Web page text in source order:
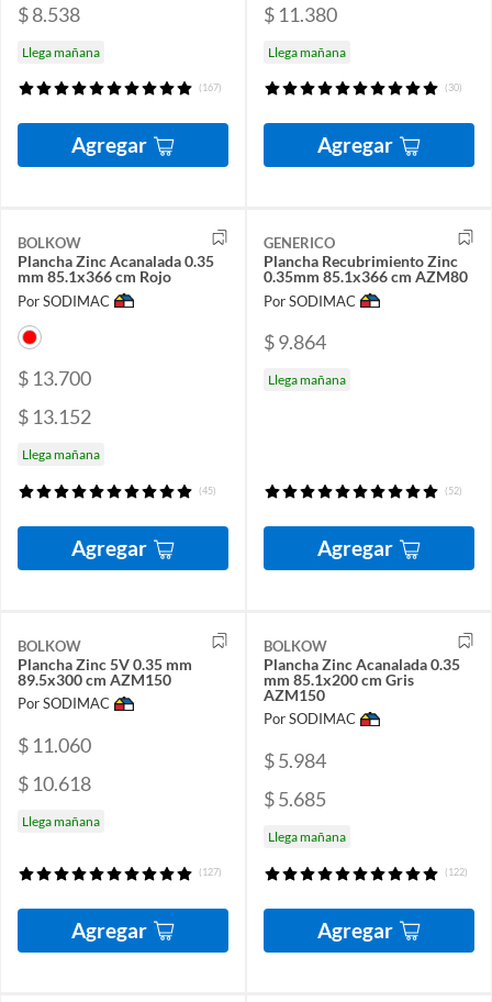
$ 8.538
Llega mañana
(167)
Agregar
$ 11.380
Llega mañana
(30)
Agregar
BOLKOW
Plancha Zinc Acanalada 0.35
mm 85.1x366 cm Rojo
Por SODIMAC
$ 13.700
$ 13.152
Llega mañana
(45)
Agregar
GENERICO
Plancha Recubrimiento Zinc
0.35mm 85.1x366 cm AZM80
Por SODIMAC
$ 9.864
Llega mañana
(52)
Agregar
BOLKOW
Plancha Zinc 5V 0.35 mm
89.5x300 cm AZM150
Por SODIMAC
$ 11.060
$ 10.618
Llega mañana
(127)
Agregar
BOLKOW
Plancha Zinc Acanalada 0.35
mm 85.1x200 cm Gris
AZM150
Por SODIMAC
$ 5.984
$ 5.685
Llega mañana
(122)
Agregar